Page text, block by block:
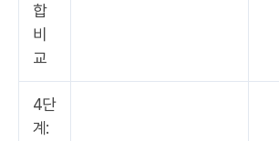
합
비
교
4단
계: